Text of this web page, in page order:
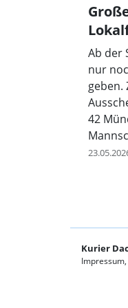
Ab der
nur
geben.
42
Kurier
Impressum